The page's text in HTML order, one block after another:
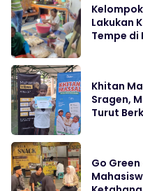
Kelompok
Lakukan
Tempe di
Khitan
Sragen,
Turut
Go